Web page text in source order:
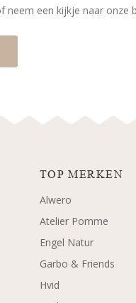
neem een kijkje naar onze
TOP MERKEN
Alwero
Atelier Pomme
Engel Natur
Garbo & Friends
Hvid